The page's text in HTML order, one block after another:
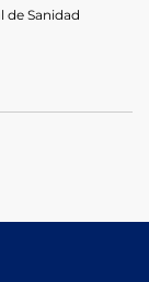
de Sanidad